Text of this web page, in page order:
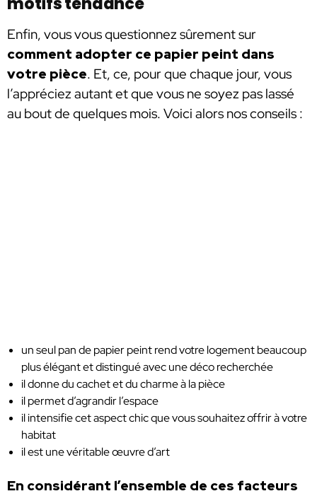
Enfin, vous vous questionnez sûrement sur
comment adopter ce papier peint dans
votre pièce. Et, ce, pour que chaque jour, vous
l’appréciez autant et que vous ne soyez pas lassé
au bout de quelques mois. Voici alors nos conseils :
un seul pan de papier peint rend votre logement beaucoup
plus élégant et distingué avec une déco recherchée
il donne du cachet et du charme à la pièce
il permet d’agrandir l’espace
il intensifie cet aspect chic que vous souhaitez offrir à votre
habitat
il est une véritable œuvre d’art
En considérant l’ensemble de ces facteurs